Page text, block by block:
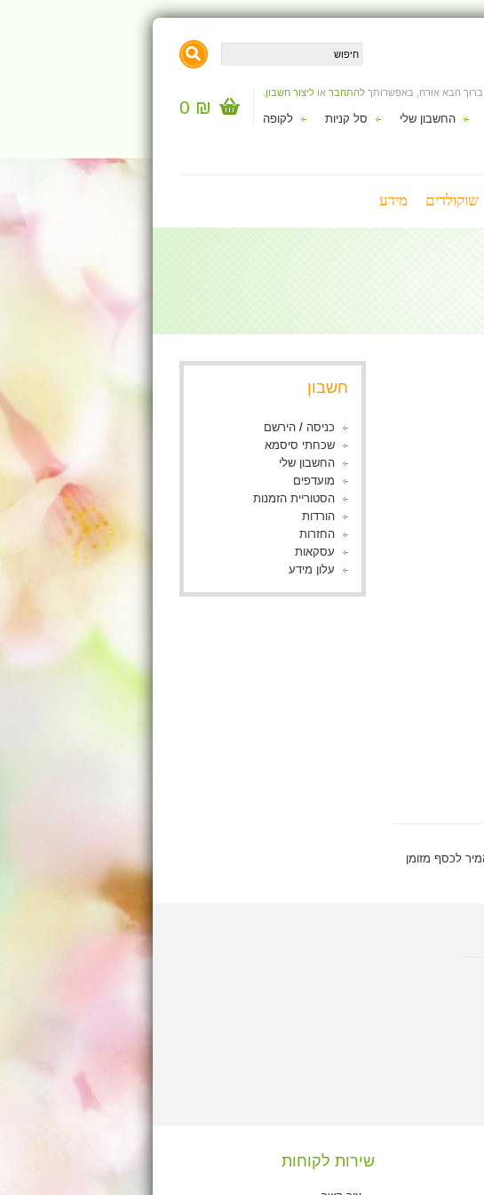
₪ 0
ברוך הבא אורח, באפשרותך להתחבר או ליצור חשבון
החשבון שלי סל קניות לקופה
שוקולדים מידע
לכסף מזומן
חשבון
כניסה / הירשם
שכחתי סיסמא
החשבון שלי
מועדפים
הסטוריית הזמנות
הורדות
החזרות
עסקאות
עלון מידע
שירות לקוחות